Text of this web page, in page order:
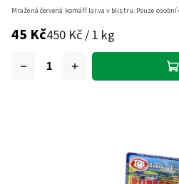
45 Kč450 Kč / 1 kg
Mražená červená komáří larva v blistru. Pouze osobní